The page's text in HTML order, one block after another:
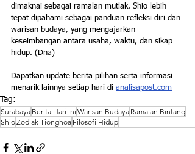
dimaknai sebagai ramalan mutlak. Shio lebih
tepat dipahami sebagai panduan refleksi diri dan
warisan budaya, yang mengajarkan
keseimbangan antara usaha, waktu, dan sikap
hidup. (Dna)
Dapatkan update berita pilihan serta informasi
menarik lainnya setiap hari di analisapost.com
Tag:
Surabaya Berita Hari Ini Warisan Budaya Ramalan Bintang
ShioZodiak Tionghoa Filosofi Hidup